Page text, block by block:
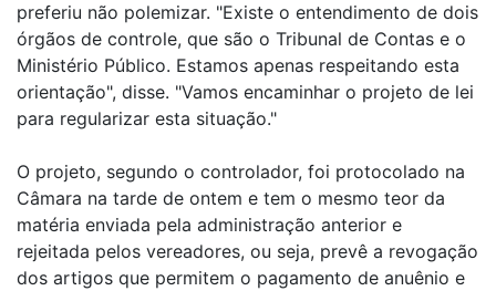
preferiu não polemizar. "Existe o entendimento de dois
órgãos de controle, que são o Tribunal de Contas e o
Ministério Público. Estamos apenas respeitando esta
orientação", disse. "Vamos encaminhar o projeto de lei
para regularizar esta situação."
O projeto, segundo o controlador, foi protocolado na
Câmara na tarde de ontem e tem o mesmo teor da
matéria enviada pela administração anterior e
rejeitada pelos vereadores, ou seja, prevê a revogação
dos artigos que permitem o pagamento de anuênio e